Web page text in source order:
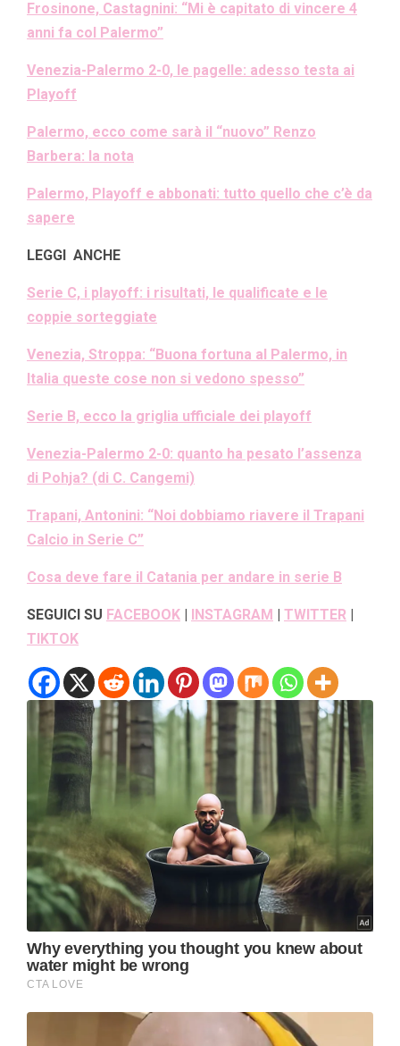
Frosinone, Castagnini: “Mi è capitato di vincere 4
anni fa col Palermo”
Venezia-Palermo 2-0, le pagelle: adesso testa ai
Playoff
Palermo, ecco come sarà il “nuovo” Renzo
Barbera: la nota
Palermo, Playoff e abbonati: tutto quello che c’è da
sapere
LEGGI ANCHE
Serie C, i playoff: i risultati, le qualificate e le
coppie sorteggiate
Venezia, Stroppa: “Buona fortuna al Palermo, in
Italia queste cose non si vedono spesso”
Serie B, ecco la griglia ufficiale dei playoff
Venezia-Palermo 2-0: quanto ha pesato l’assenza
di Pohja? (di C. Cangemi)
Trapani, Antonini: “Noi dobbiamo riavere il Trapani
Calcio in Serie C”
Cosa deve fare il Catania per andare in serie B
SEGUICI SU FACEBOOK INSTAGRAM TWITTER
TIKTOK